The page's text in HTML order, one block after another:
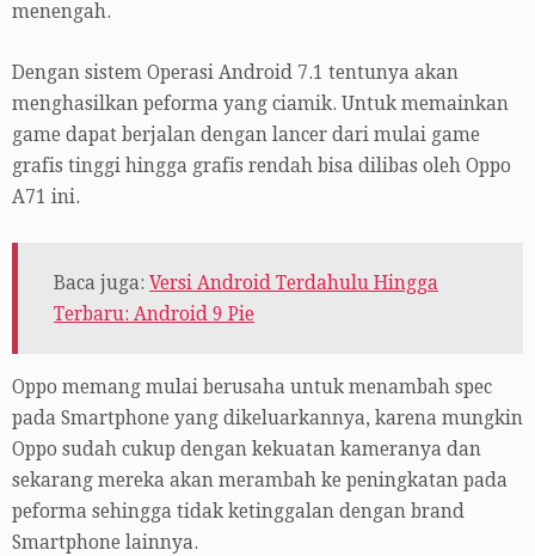
menengah.
Dengan sistem Operasi Android 7.1 tentunya akan
menghasilkan peforma yang ciamik. Untuk memainkan
game dapat berjalan dengan lancer dari mulai game
grafis tinggi hingga grafis rendah bisa dilibas oleh Oppo
A71 ini.
Baca juga: Versi Android Terdahulu Hingga
Terbaru: Android 9 Pie
Oppo memang mulai berusaha untuk menambah spec
pada Smartphone yang dikeluarkannya, karena mungkin
Oppo sudah cukup dengan kekuatan kameranya dan
sekarang mereka akan merambah ke peningkatan pada
peforma sehingga tidak ketinggalan dengan brand
Smartphone lainnya.